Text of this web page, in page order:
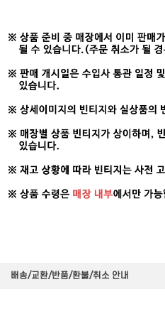
배송/교환/반품/환불/취소 안내